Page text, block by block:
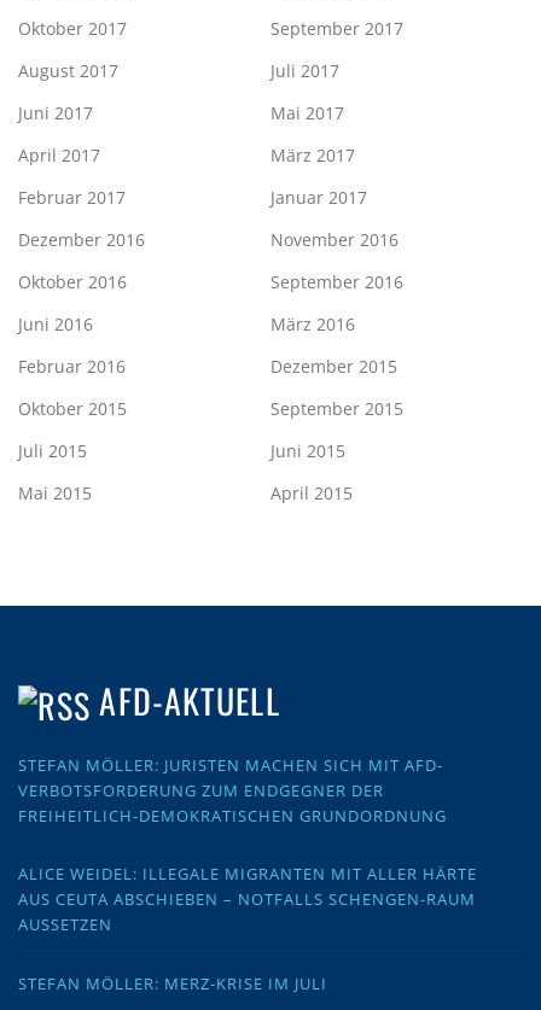
Oktober 2017
September 2017
August 2017
Juli 2017
Juni 2017
Mai 2017
April 2017
März 2017
Februar 2017
Januar 2017
Dezember 2016
November 2016
Oktober 2016
September 2016
Juni 2016
März 2016
Februar 2016
Dezember 2015
Oktober 2015
September 2015
Juli 2015
Juni 2015
Mai 2015
April 2015
AFD-AKTUELL
STEFAN MÖLLER: JURISTEN MACHEN SICH MIT AFD-
VERBOTSFORDERUNG ZUM ENDGEGNER DER
FREIHEITLICH-DEMOKRATISCHEN GRUNDORDNUNG
ALICE WEIDEL: ILLEGALE MIGRANTEN MIT ALLER HÄRTE
AUS CEUTA ABSCHIEBEN – NOTFALLS SCHENGEN-RAUM
AUSSETZEN
STEFAN MÖLLER: MERZ-KRISE IM JULI